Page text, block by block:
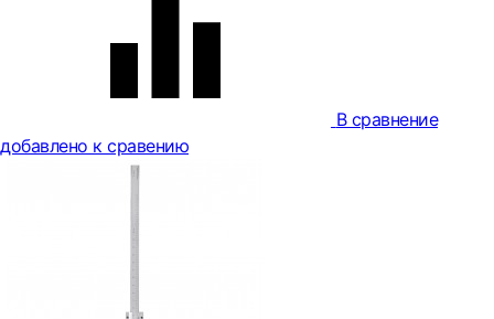
В сравнение
добавлено к сравению